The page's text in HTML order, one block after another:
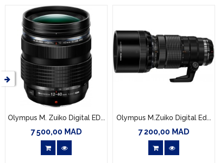
Olympus M. Zuiko Digital ED...
Prix
7 500,00 MAD
Olympus M.Zuiko Digital Ed...
Prix
7 200,00 MAD